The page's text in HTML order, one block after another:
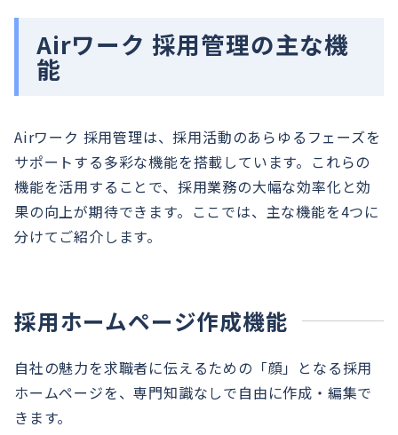
Airワーク 採用管理の主な機
能
Airワーク 採用管理は、採用活動のあらゆるフェーズを
サポートする多彩な機能を搭載しています。これらの
機能を活用することで、採用業務の大幅な効率化と効
果の向上が期待できます。ここでは、主な機能を4つに
分けてご紹介します。
採用ホームページ作成機能
自社の魅力を求職者に伝えるための「顔」となる採用
ホームページを、専門知識なしで自由に作成・編集で
きます。